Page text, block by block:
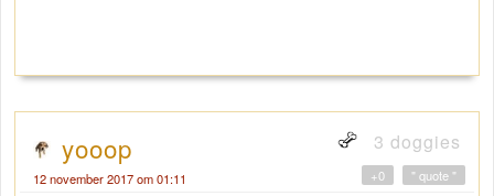
yooop 3 doggies
12 november 2017 om 01:11 " quote "
+0